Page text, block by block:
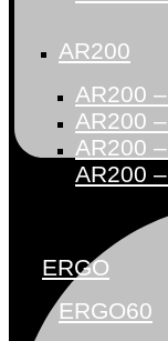
AR200
AR200
AR200
AR200
AR200
ERGO
ERGO60